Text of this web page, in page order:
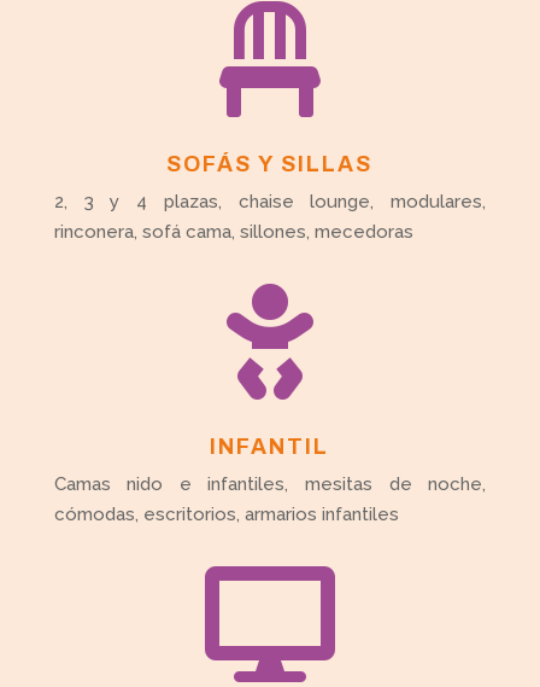

SOFÁS Y SILLAS
2, 3 y 4 plazas, chaise lounge, modulares,
rinconera, sofá cama, sillones, mecedoras

INFANTIL
Camas nido e infantiles, mesitas de noche,
cómodas, escritorios, armarios infantiles
